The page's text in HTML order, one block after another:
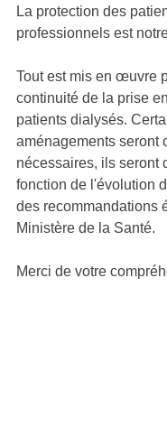
La protection des
professionnels est
Tout est mis en œuvre
continuité de la prise
patients dialysés.
aménagements seront
nécessaires, ils seront
fonction de l'évolution
des recommandations
Ministère de la Santé.
Merci de votre